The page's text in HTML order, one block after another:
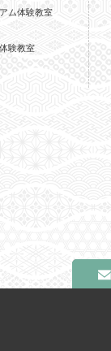
ム体験教室
験教室